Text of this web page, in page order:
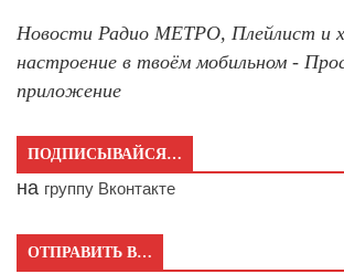
Новости Радио МЕТРО, Плейлист и
настроение в твоём мобильном -
приложение
ПОДПИСЫВАЙСЯ…
на группу Вконтакте
ОТПРАВИТЬ В…